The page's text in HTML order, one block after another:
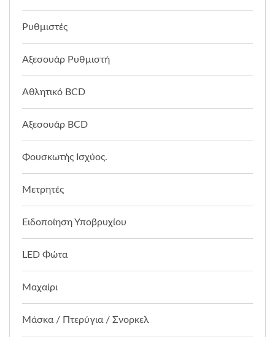
Ρυθμιστές
Αξεσουάρ Ρυθμιστή
Αθλητικό BCD
Αξεσουάρ BCD
Φουσκωτής Ισχύος.
Μετρητές
Ειδοποίηση Υποβρυχίου
LED Φώτα
Μαχαίρι
Μάσκα / Πτερύγια / Σνορκελ